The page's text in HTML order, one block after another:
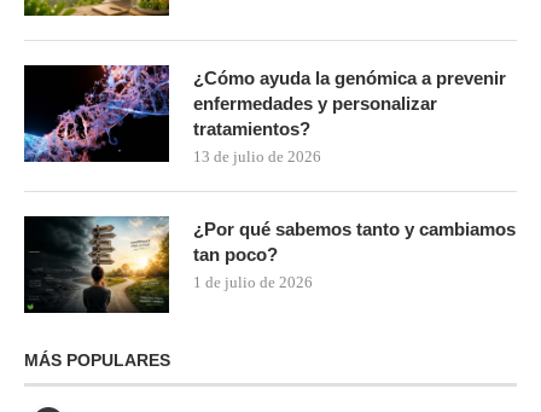
¿Cómo ayuda la genómica a prevenir
enfermedades y personalizar
tratamientos?
13 de julio de 2026
¿Por qué sabemos tanto y cambiamos
tan poco?
1 de julio de 2026
MÁS POPULARES